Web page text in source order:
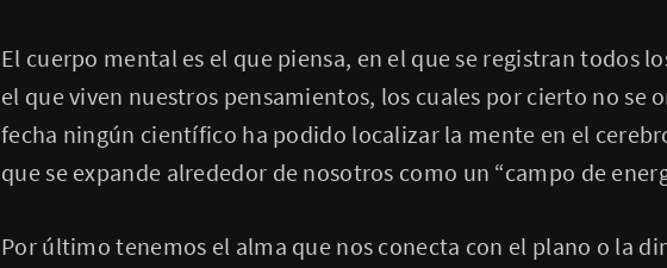
El cuerpo mental es el que piensa, en el que se registran todos
el que viven nuestros pensamientos, los cuales por cierto no se
fecha ningún científico ha podido localizar la mente en el
que se expande alrededor de nosotros como un “campo de
Por último tenemos el alma que nos conecta con el plano o la